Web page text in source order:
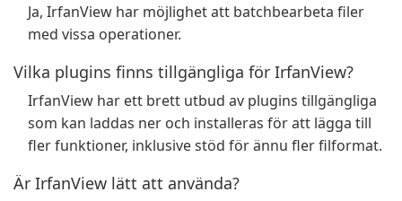
Ja, IrfanView har möjlighet att batchbearbeta filer
med vissa operationer.
Vilka plugins finns tillgängliga för IrfanView?
IrfanView har ett brett utbud av plugins tillgängliga
som kan laddas ner och installeras för att lägga till
fler funktioner, inklusive stöd för ännu fler filformat.
Är IrfanView lätt att använda?